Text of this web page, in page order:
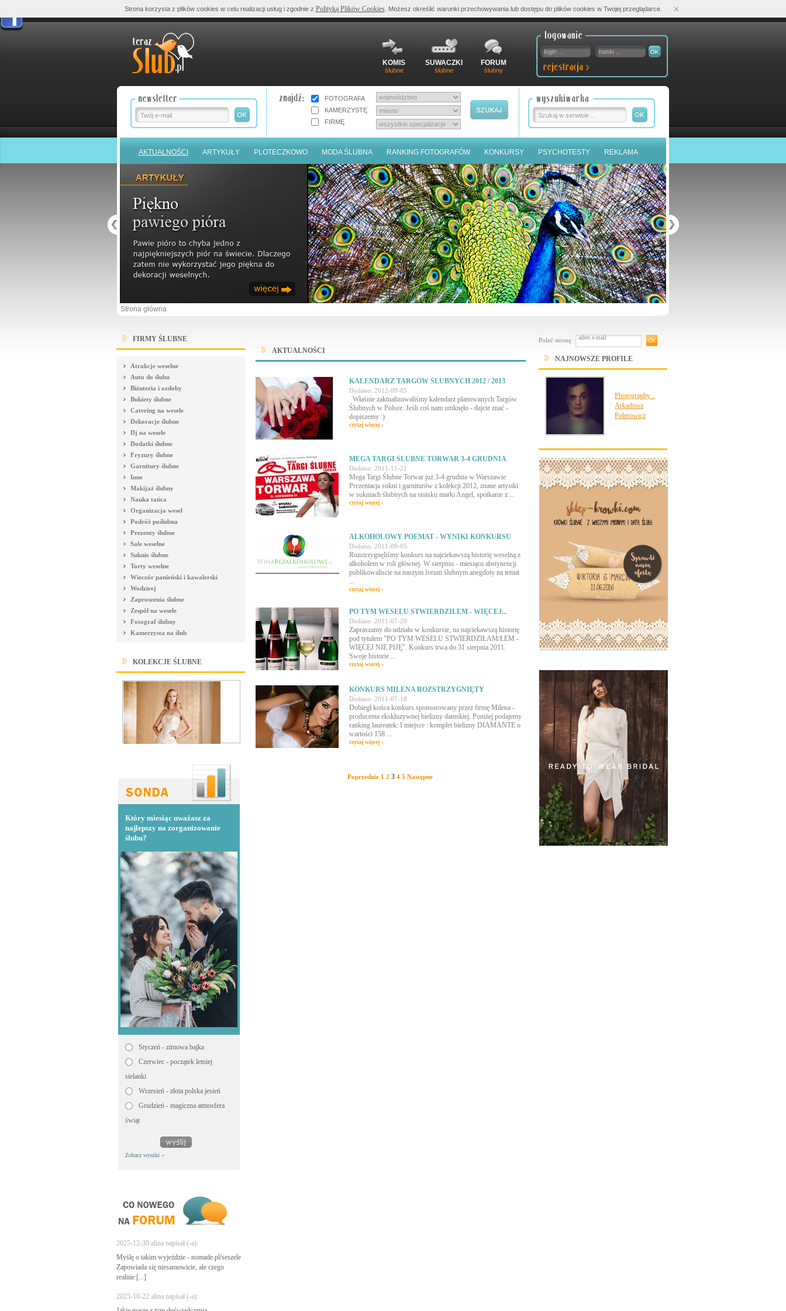
KOMIS
ślubne
SUWACZKI
ślubne
FORUM
ślubny
FOTOGRAFA
KAMERZYSTĘ
FIRMĘ
AKTUALNOŚCI ARTYKUŁY PLOTECZKOWO MODA ŚLUBNA RANKING FOTOGRAFÓW KONKURSY PSYCHOTESTY REKLAMA
Strona główna
FIRMY ŚLUBNE
Atrakcje weselne
Auto do ślubu
Biżuteria i ozdoby
Bukiety ślubne
Catering na wesele
Dekoracje ślubne
Dj na wesele
Dodatki ślubne
Fryzury ślubne
Garnitury ślubne
Inne
Makijaż ślubny
Nauka tańca
Organizacja wesel
Podróż poślubna
Prezenty ślubne
Sale weselne
Suknie ślubne
Torty weselne
Wieczór panieński i kawalerski
Wodzirej
Zaproszenia ślubne
Zespół na wesele
Fotograf ślubny
Kamerzysta na ślub
KOLEKCJE ŚLUBNE
Który miesiąc uważasz za
najlepszy na zorganizowanie
ślubu?
Styczeń - zimowa bajka
Czerwiec - początek letniej
sielanki
Wrzesień - złota polska jesień
Grudzień - magiczna atmosfera
świąt
Zobacz wyniki »
2025-12-30 alina napisał (-a):
Myślę o takim wyjeździe - nomade.pl/seszele
Zapowiada się niesamowicie, ale czego
realnie [...]
2025-10-22 alina napisał (-a):
AKTUALNOŚCI
KALENDARZ TARGÓW ŚLUBNYCH 2012 / 2013
Dodano: 2012-09-05
Właśnie zaktualizowaliśmy kalendarz planowanych Targów
Ślubnych w Polsce. Jeśli coś nam umknęło - dajcie znać -
dopiszemy :)
czytaj więcej ›
MEGA TARGI ŚLUBNE TORWAR 3-4 GRUDNIA
Dodano: 2011-11-21
Mega Targi Ślubne Torwar już 3-4 grudnia w Warszawie
Prezentacja sukni i garniturów z kolekcji 2012, znane artystki
w sukniach ślubnych na stoisku marki Angel, spotkanie z ...
czytaj więcej ›
ALKOHOLOWY POEMAT - WYNIKI KONKURSU
Dodano: 2011-09-05
Rozstrzygnęliśmy konkurs na najciekawszą historię weselną z
alkoholem w roli głównej. W sierpniu - miesiącu abstynencji
publikowaliscie na naszym forum ślubnym anegdoty na temat
...
czytaj więcej ›
PO TYM WESELU STWIERDZIŁEM - WIĘCEJ...
Dodano: 2011-07-20
Zapraszamy do udziału w konkursie, na najciekawszą historię
pod tytułem "PO TYM WESELU STWIERDZIŁAM/ŁEM -
WIĘCEJ NIE PIJĘ". Konkurs trwa do 31 sierpnia 2011.
Swoje historie ...
czytaj więcej ›
KONKURS MILENA ROZSTRZYGNIĘTY
Dodano: 2011-07-18
Dobiegł końca konkurs sponsorowany przez firmę Milena -
producenta ekskluzywnej bielizny damskiej. Poniżej podajemy
ranking laureatek: I miejsce : komplet bielizny DIAMANTE o
wartości 158 ...
czytaj więcej ›
Poprzednie 1 2 3 4 5 Następne
Poleć stronę
NAJNOWSZE PROFILE
Photography...
Arkadiusz
Polerowicz
Strona korzysta z plików cookies w celu realizacji usług i zgodnie z Polityką Plików Cookies. Możesz określić warunki przechowywania lub dostępu do plików cookies w Twojej przeglądarce. ×